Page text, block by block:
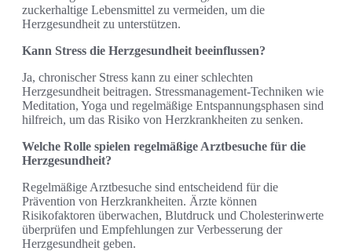
zuckerhaltige Lebensmittel zu vermeiden, um die
Herzgesundheit zu unterstützen.
Kann Stress die Herzgesundheit beeinflussen?
Ja, chronischer Stress kann zu einer schlechten
Herzgesundheit beitragen. Stressmanagement-Techniken wie
Meditation, Yoga und regelmäßige Entspannungsphasen sind
hilfreich, um das Risiko von Herzkrankheiten zu senken.
Welche Rolle spielen regelmäßige Arztbesuche für die
Herzgesundheit?
Regelmäßige Arztbesuche sind entscheidend für die
Prävention von Herzkrankheiten. Ärzte können
Risikofaktoren überwachen, Blutdruck und Cholesterinwerte
überprüfen und Empfehlungen zur Verbesserung der
Herzgesundheit geben.